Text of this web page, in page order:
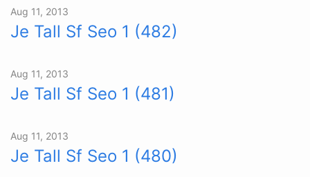
Aug 11, 2013
Je Tall Sf Seo 1 (482)
Aug 11, 2013
Je Tall Sf Seo 1 (481)
Aug 11, 2013
Je Tall Sf Seo 1 (480)